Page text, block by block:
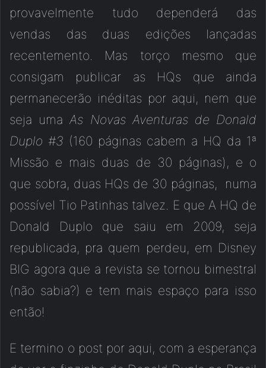
provavelmente tudo dependerá das
vendas das duas edições lançadas
recentemento. Mas torço mesmo que
consigam publicar as HQs que ainda
permanecerão inéditas por aqui, nem que
seja umaAs Novas Aventuras de Donald
Duplo #3 (160 páginas cabem a HQ da 1ª
Missão e mais duas de 30 páginas), e o
que sobra, duas HQs de 30 páginas, numa
possível Tio Patinhas talvez. E que A HQ de
Donald Duplo que saiu em 2009, seja
republicada, pra quem perdeu, em Disney
BIG agora que a revista se tornou bimestral
(não sabia?) e tem mais espaço para isso
então!
E termino o post por aqui, com a esperança